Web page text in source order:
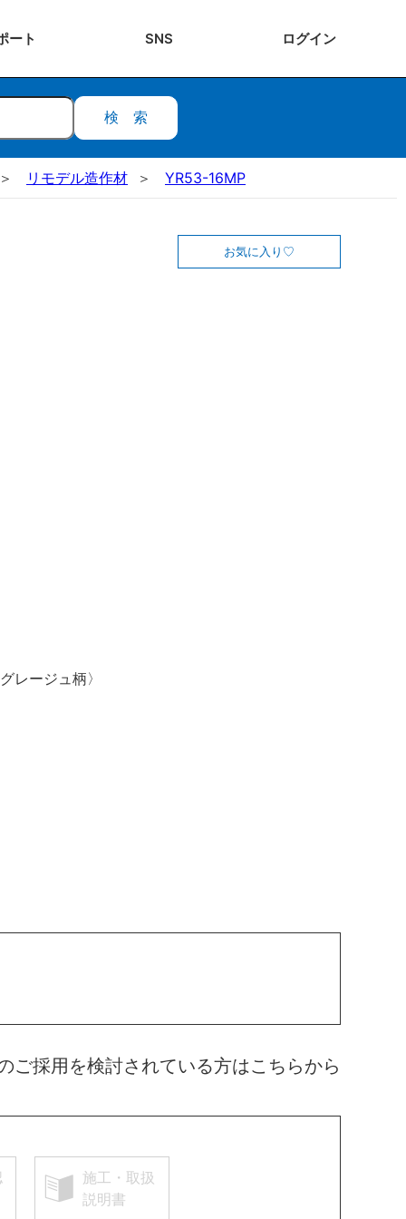
ート SNS ログイン
検索
リモデル造作材 YR53-16MP
お気に入り
採用を検討されている方はこちらから
施工・取扱
説明書